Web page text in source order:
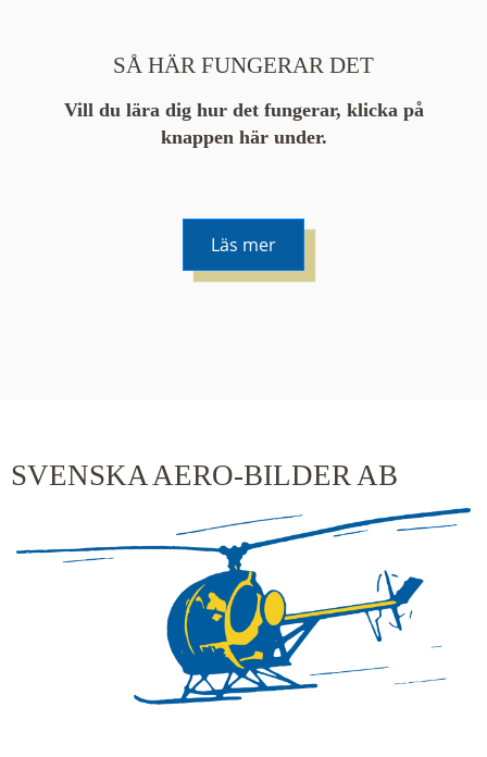
SÅ HÄR FUNGERAR DET
Vill du lära dig hur det fungerar, klicka på
knappen här under.
Läs mer
SVENSKA AERO-BILDER AB